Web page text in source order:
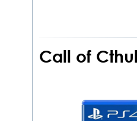
Call of